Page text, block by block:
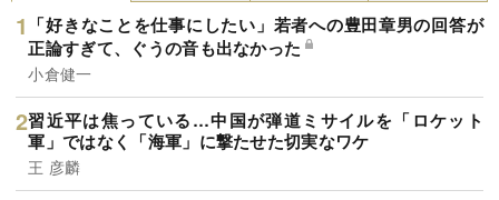
「好きなことを仕事にしたい」若者への豊田章男の回答が
正論すぎて、ぐうの音も出なかった
小倉健一
習近平は焦っている…中国が弾道ミサイルを「ロケット
軍」ではなく「海軍」に撃たせた切実なワケ
王 彦麟